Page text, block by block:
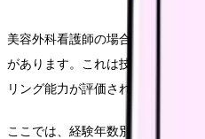
美容外科看護師の場合、経験を積
があります。これは技術の向上だ
リング能力が評価されるためです。
ここでは、経験年数別の収入推移